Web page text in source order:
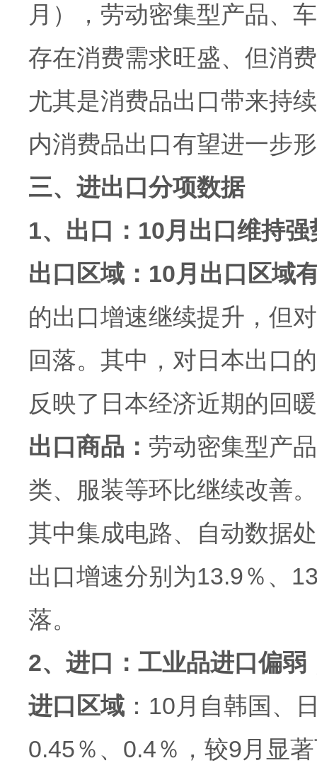
月），劳动密集型产品、
存在消费需求旺盛、但消
尤其是消费品出口带来持
内消费品出口有望进一步
三、进出口分项数据
1、出口：10月出口维持
出口区域：10月出口区域
的出口增速继续提升，但
回落。其中，对日本出口
反映了日本经济近期的回
出口商品： 劳动密集型产
类、服装等环比继续改善
其中集成电路、自动数据
出口增速分别为13.9％、
落。
2、进口：工业品进口偏弱
进口区域 ：10月自韩国、
0.45％、0.4％，较9月显